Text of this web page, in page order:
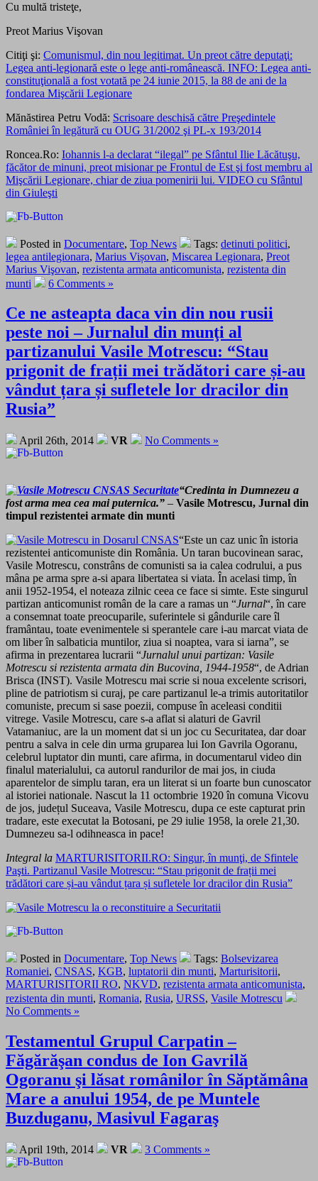
Cu multă tristeţe,
Preot Marius Vişovan
Citiţi şi: Comunismul, din nou legitimat. Un preot către deputaţi:
Legea anti-legionară este o lege anti-românească. INFO: Legea anti-
constituţională a fost votată pe 24 iunie 2015, la 88 de ani de la
fondarea Mişcării Legionare
Mănăstirea Petru Vodă: Scrisoare deschisă către Preşedintele
României în legătură cu OUG 31/2002 şi PL-x 193/2014
Roncea.Ro: Iohannis l-a declarat “ilegal” pe Sfântul Ilie Lăcătuşu,
făcător de minuni, preot misionar pe Frontul de Est şi fost membru al
Mişcării Legionare, chiar de ziua pomenirii lui. VIDEO cu Sfântul
din Giuleşti
Posted in Documentare, Top News Tags: detinuti politici,
legea antilegionara, Marius Vișovan, Miscarea Legionara, Preot
Marius Vişovan, rezistenta armata anticomunista, rezistenta din
munti
6 Comments »
Ce ne asteapta daca vin din nou rusii
peste noi – Jurnalul din munţi al
partizanului Vasile Motrescu: “Stau
prigonit de frații mei trădători care și-au
vândut țara și sufletele lor dracilor din
Rusia”
April 26th, 2014 VR No Comments »
“Credinta in Dumnezeu a
fost arma mea cea mai puternica.” – Vasile Motrescu, Jurnal din
timpul rezistentei armate din munti
“Este un caz unic în istoria
rezistentei anticomuniste din România. Un taran bucovinean sarac,
Vasile Motrescu, constrâns de comunisti sa ia calea codrului, a pus
mâna pe arma spre a-si apara libertatea si viata. În acelasi timp, în
anii 1952-1954, el noteaza zilnic ceea ce face si simte. Este singurul
partizan anticomunist român de la care a ramas un “Jurnal“, în care
a consemnat toate preocuparile, suferintele si gândurile care îl
framântau, toate evenimentele si sperantele care i-au marcat viata de
om liber în salbaticia muntilor, ziua si noaptea, vara si iarna”, se
afirma in prezentarea lucrarii “Jurnalul unui partizan: Vasile
Motrescu si rezistenta armata din Bucovina, 1944-1958“, de Adrian
Brisca (INST). Vasile Motrescu mai scrie si noua excelente scrisori,
pline de patriotism si curaj, pe care partizanul le-a trimis autoritatilor
comuniste, precum si sase poezii, compuse în aceleasi conditii
vitrege. Vasile Motrescu, care s-a aflat si alaturi de Gavril
Vatamaniuc, are la un moment dat si un joc cu Securitatea, dar doar
pentru a salva in cele din urma gruparea lui Ion Gavrila Ogoranu,
celebrul luptator din munti, care afirma, in documentarul video din
finalul materialului, ca autorul randurilor de mai jos, in ciuda
aparentelor de simplu taran, era un literat si un foarte bun cunoscator
al istoriei nationale. Nascut la 11 octombrie 1920 în comuna Vicovu
de jos, județul Suceava, Vasile Motrescu, dupa ce este capturat prin
tradare, este executat la Botosani, pe 29 iulie 1958, la orele 21,30.
Dumnezeu sa-l odihneasca in pace!
Integral la MARTURISITORII.RO: Singur, în munţi, de Sfintele
Paşti. Partizanul Vasile Motrescu: “Stau prigonit de frații mei
trădători care și-au vândut țara și sufletele lor dracilor din Rusia”
Posted in Documentare, Top News Tags: Bolsevizarea
Romaniei, CNSAS, KGB, luptatorii din munti, Marturisitorii,
MARTURISITORII RO, NKVD, rezistenta armata anticomunista,
rezistenta din munti, Romania, Rusia, URSS, Vasile Motrescu
No Comments »
Testamentul Grupul Carpatin –
Făgărăşan condus de Ion Gavrilă
Ogoranu şi lăsat românilor în Săptămâna
Mare a anului 1954, de pe Muntele
Buzduganu, Masivul Fagaraş
April 19th, 2014 VR 3 Comments »